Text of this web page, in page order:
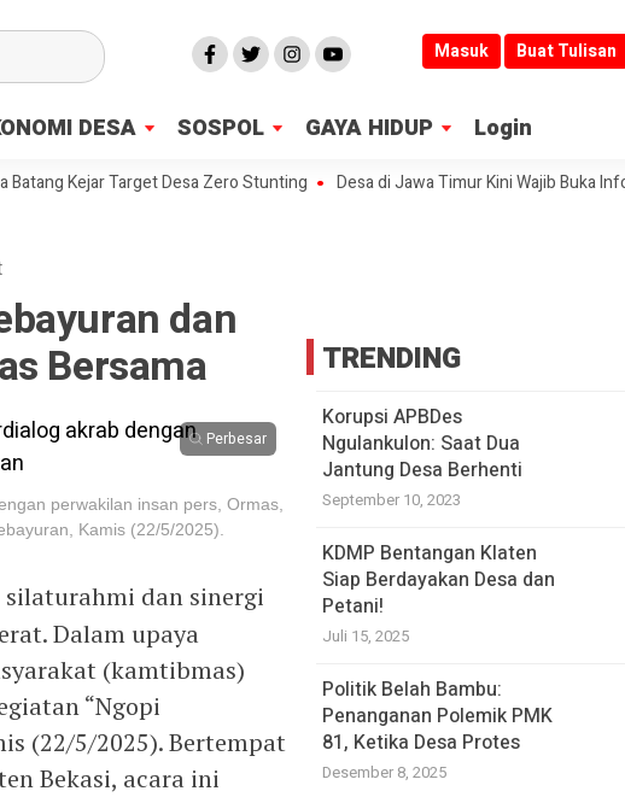
Masuk Buat Tulisan
DESA SOSPOL GAYA HIDUP Login
Kejar Target Desa Zero Stunting Desa di Jawa Timur Kini Wajib Buka Informasi
dan
Bersama
Perbesar
perwakilan insan pers, Ormas,
Kamis (22/5/2025).
silaturahmi dan sinergi
Dalam upaya
(kamtibmas)
“Ngopi
(22/5/2025). Bertempat
Bekasi, acara ini
TRENDING
Korupsi APBDes
Ngulankulon: Saat Dua
Jantung Desa Berhenti
September 10, 2023
KDMP Bentangan Klaten
Siap Berdayakan Desa dan
Petani!
Juli 15, 2025
Politik Belah Bambu:
Penanganan Polemik PMK
81, Ketika Desa Protes
Desember 8, 2025